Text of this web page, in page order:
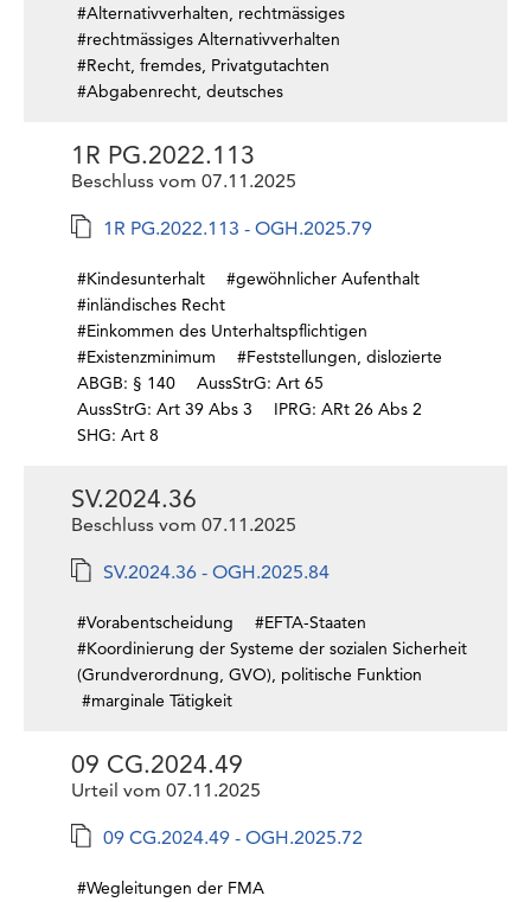
#Alternativverhalten, rechtmässiges
#rechtmässiges Alternativverhalten
#Recht, fremdes, Privatgutachten
#Abgabenrecht, deutsches
1R PG.2022.113
Beschluss vom 07.11.2025
1R PG.2022.113 - OGH.2025.79
#Kindesunterhalt
#gewöhnlicher Aufenthalt
#inländisches Recht
#Einkommen des Unterhaltspflichtigen
#Existenzminimum
#Feststellungen, dislozierte
ABGB: § 140
AussStrG: Art 65
AussStrG: Art 39 Abs 3
IPRG: ARt 26 Abs 2
SHG: Art 8
SV.2024.36
Beschluss vom 07.11.2025
SV.2024.36 - OGH.2025.84
#Vorabentscheidung
#EFTA-Staaten
#Koordinierung der Systeme der sozialen Sicherheit
(Grundverordnung, GVO), politische Funktion
#marginale Tätigkeit
09 CG.2024.49
Urteil vom 07.11.2025
09 CG.2024.49 - OGH.2025.72
#Wegleitungen der FMA